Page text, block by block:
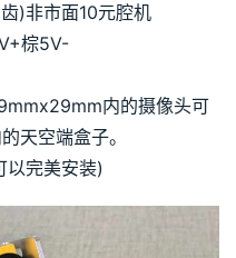
)非市面10元腔机
棕5V-
内的摄像头可
天空端盒子。
以完美安装)